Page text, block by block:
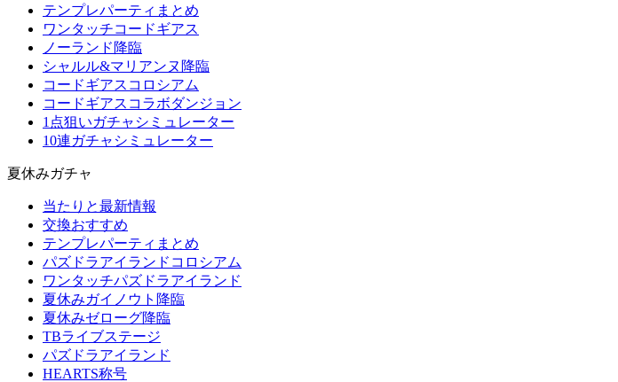
テンプレパーティまとめ
ワンタッチコードギアス
ノーランド降臨
シャルル&マリアンヌ降臨
コードギアスコロシアム
コードギアスコラボダンジョン
1点狙いガチャシミュレーター
10連ガチャシミュレーター
夏休みガチャ
当たりと最新情報
交換おすすめ
テンプレパーティまとめ
パズドラアイランドコロシアム
ワンタッチパズドラアイランド
夏休みガイノウト降臨
夏休みゼローグ降臨
TBライブステージ
パズドラアイランド
HEARTS称号